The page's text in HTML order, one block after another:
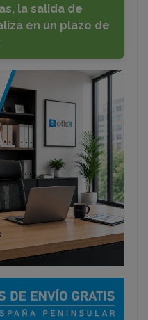
la salida de
en un plazo de